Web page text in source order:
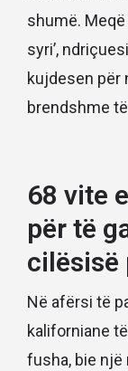
shumë.
syri’,
kujdesen për
brendshme
68 vite
për të
cilësisë
Në afërsi të
kaliforniane
fusha, bie një